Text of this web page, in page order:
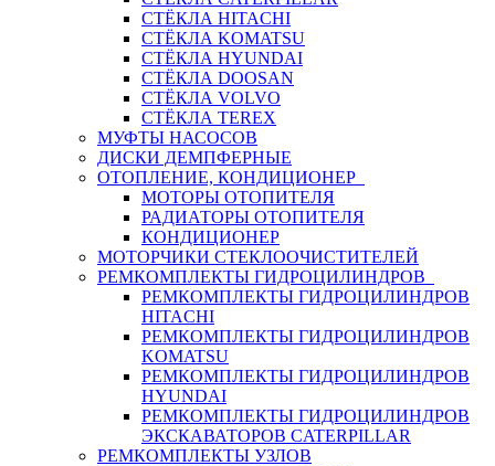
СТЁКЛА HITACHI
СТЁКЛА KOMATSU
СТЁКЛА HYUNDAI
СТЁКЛА DOOSAN
СТЁКЛА VOLVO
СТЁКЛА TEREX
МУФТЫ НАСОСОВ
ДИСКИ ДЕМПФЕРНЫЕ
ОТОПЛЕНИЕ, КОНДИЦИОНЕР
МОТОРЫ ОТОПИТЕЛЯ
РАДИАТОРЫ ОТОПИТЕЛЯ
КОНДИЦИОНЕР
МОТОРЧИКИ СТЕКЛООЧИСТИТЕЛЕЙ
РЕМКОМПЛЕКТЫ ГИДРОЦИЛИНДРОВ
РЕМКОМПЛЕКТЫ ГИДРОЦИЛИНДРОВ
HITACHI
РЕМКОМПЛЕКТЫ ГИДРОЦИЛИНДРОВ
KOMATSU
РЕМКОМПЛЕКТЫ ГИДРОЦИЛИНДРОВ
HYUNDAI
РЕМКОМПЛЕКТЫ ГИДРОЦИЛИНДРОВ
ЭКСКАВАТОРОВ CATERPILLAR
РЕМКОМПЛЕКТЫ УЗЛОВ